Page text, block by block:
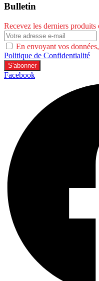
Bulletin
Recevez les derniers
En envoyant vos
Politique de Confidentialité
Facebook